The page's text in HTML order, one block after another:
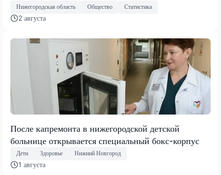
Нижегородская область Общество Статистика
2 августа
После капремонта в нижегородской детской
больнице открывается специальный бокс-корпус
Дети Здоровье Нижний Новгород
1 августа